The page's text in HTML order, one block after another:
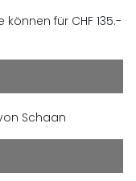
für CHF 135.-
Schaan